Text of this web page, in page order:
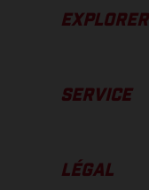
EXPLORER
SERVICE
LÉGAL